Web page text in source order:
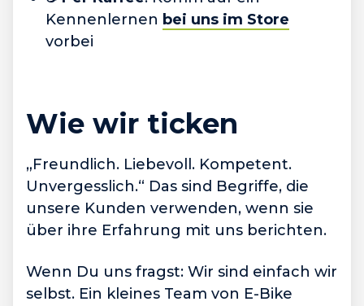
Kennenlernen bei uns im Store
vorbei
Wie wir ticken
„Freundlich. Liebevoll. Kompetent.
Unvergesslich.“ Das sind Begriffe, die
unsere Kunden verwenden, wenn sie
über ihre Erfahrung mit uns berichten.
Wenn Du uns fragst: Wir sind einfach wir
selbst. Ein kleines Team von E-Bike